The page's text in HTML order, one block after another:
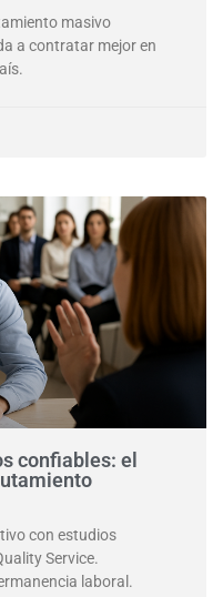
masivo
a contratar mejor en
confiables: el
con estudios
Service.
laboral.